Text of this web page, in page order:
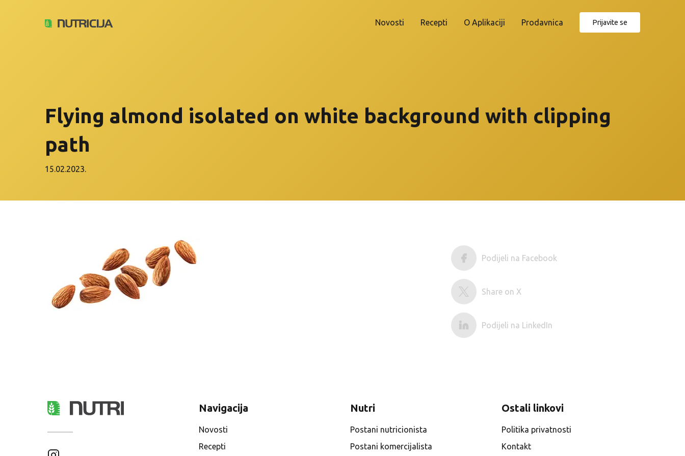
Novosti Recepti O Aplikaciji Prodavnica Prijavite se
Flying almond isolated on white background with clipping
path
15.02.2023.
Podijeli na Facebook
Share on X
Podijeli na LinkedIn
Navigacija
Novosti
Recepti
Nutri
Postani nutricionista
Postani komercijalista
Ostali linkovi
Politika privatnosti
Kontakt